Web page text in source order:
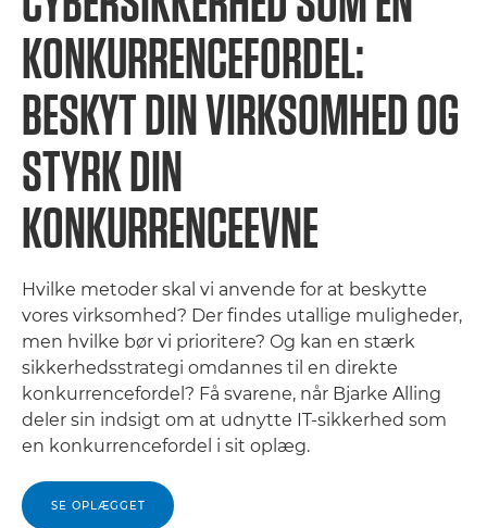
KONKURRENCEFORDEL:
BESKYT DIN VIRKSOMHED OG
STYRK DIN
KONKURRENCEEVNE
Hvilke metoder skal vi anvende for at beskytte
vores virksomhed? Der findes utallige muligheder,
men hvilke bør vi prioritere? Og kan en stærk
sikkerhedsstrategi omdannes til en direkte
konkurrencefordel? Få svarene, når Bjarke Alling
deler sin indsigt om at udnytte IT-sikkerhed som
en konkurrencefordel i sit oplæg.
SE OPLÆGGET